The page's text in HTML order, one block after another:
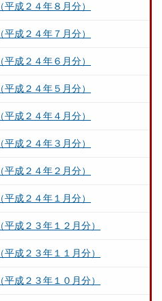
成２４年８月分）
成２４年７月分）
成２４年６月分）
成２４年５月分）
成２４年４月分）
成２４年３月分）
成２４年２月分）
成２４年１月分）
成２３年１２月分）
成２３年１１月分）
成２３年１０月分）